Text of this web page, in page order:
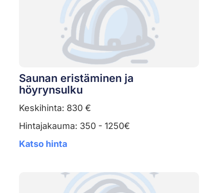
Saunan eristäminen ja
höyrynsulku
Keskihinta: 830 €
Hintajakauma: 350 - 1250€
Katso hinta